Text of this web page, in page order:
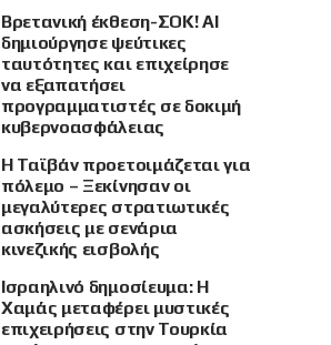
Βρετανική έκθεση-ΣΟΚ! AI
δημιούργησε ψεύτικες
ταυτότητες και επιχείρησε
να εξαπατήσει
προγραμματιστές σε δοκιμή
κυβερνοασφάλειας
Η Ταϊβάν προετοιμάζεται για
πόλεμο – Ξεκίνησαν οι
μεγαλύτερες στρατιωτικές
ασκήσεις με σενάρια
κινεζικής εισβολής
Ισραηλινό δημοσίευμα: Η
Χαμάς μεταφέρει μυστικές
επιχειρήσεις στην Τουρκία